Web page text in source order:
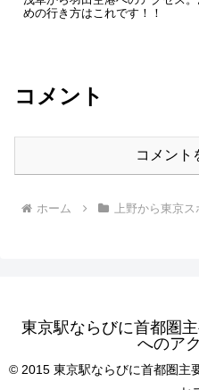
めの行き方はこれです！！
コメント
コメント
ホーム 上野から東京ス
東京駅ならびに首都圏
へのア
© 2015 東京駅ならびに首都圏主